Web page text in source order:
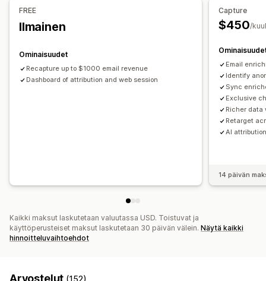
Sähköposti
Pikselien hallinnointi
Tehokkuuden analytiikka
Sitoutumisen mittarit
Konversioseuranta
Hankintakohtainen kulu
Dashboardit
FREE
Ilmainen
Ominaisuudet
Recapture up to $1000 email revenue
Dashboard of attribution and web session
Capture
$450/
Email
Identify
Sync
Exclusive
Richer
Retarget
AI
14 päivän
Kaikki maksut laskutetaan valuutassa USD. Toistuvat ja
käyttöperusteiset maksut laskutetaan 30 päivän välein. Näytä kaikki
hinnoitteluvaihtoehdot